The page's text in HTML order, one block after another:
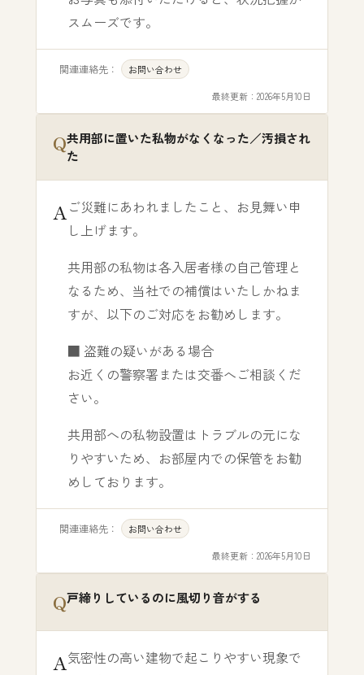
スムーズです。
関連連絡先： お問い合わせ
最終更新： 2026年5月10日
共用部に置いた私物がなくなった／汚損され
た
ご災難にあわれましたこと、お見舞い申
し上げます。
共用部の私物は各入居者様の自己管理と
なるため、当社での補償はいたしかねま
すが、以下のご対応をお勧めします。
■ 盗難の疑いがある場合
お近くの警察署または交番へご相談くだ
さい。
共用部への私物設置はトラブルの元にな
りやすいため、お部屋内での保管をお勧
めしております。
関連連絡先： お問い合わせ
最終更新： 2026年5月10日
戸締りしているのに風切り音がする
気密性の高い建物で起こりやすい現象で